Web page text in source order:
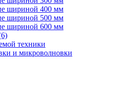
шириной 400 мм
шириной 500 мм
шириной 600 мм
техники
и микроволновки